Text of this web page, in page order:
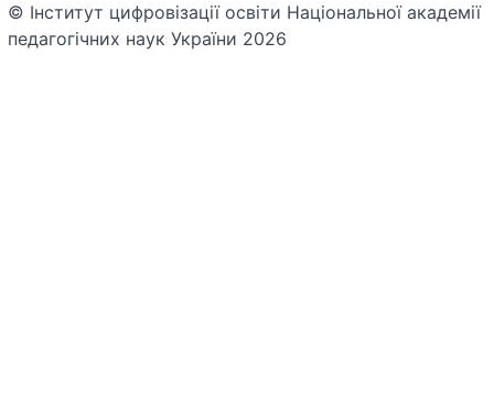
© Інститут цифровізації освіти Національної академії
педагогічних наук України 2026